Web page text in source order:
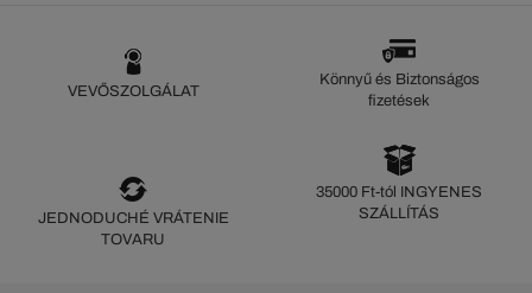
VEVŐSZOLGÁLAT
Könnyű és Biztonságos
fizetések
JEDNODUCHÉ VRÁTENIE
TOVARU
35000 Ft-tól INGYENES
SZÁLLÍTÁS